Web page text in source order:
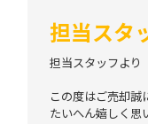
担当スタ
担当スタッフより
この度はご売却誠
たいへん嬉しく思